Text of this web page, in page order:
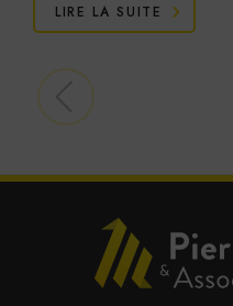
LIRE LA SUITE